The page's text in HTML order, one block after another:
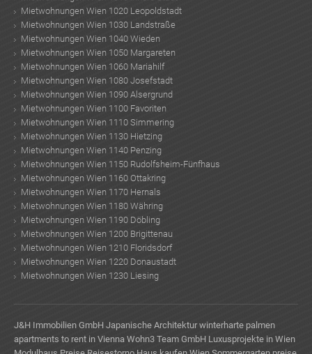
Mietwohnungen Wien 1020 Leopoldstadt
Mietwohnungen Wien 1030 Landstraße
Mietwohnungen Wien 1040 Wieden
Mietwohnungen Wien 1050 Margareten
Mietwohnungen Wien 1060 Mariahilf
Mietwohnungen Wien 1080 Josefstadt
Mietwohnungen Wien 1090 Alsergrund
Mietwohnungen Wien 1100 Favoriten
Mietwohnungen Wien 1110 Simmering
Mietwohnungen Wien 1130 Hietzing
Mietwohnungen Wien 1140 Penzing
Mietwohnungen Wien 1150 Rudolfsheim-Fünfhaus
Mietwohnungen Wien 1160 Ottakring
Mietwohnungen Wien 1170 Hernals
Mietwohnungen Wien 1180 Währing
Mietwohnungen Wien 1190 Döbling
Mietwohnungen Wien 1200 Brigittenau
Mietwohnungen Wien 1210 Floridsdorf
Mietwohnungen Wien 1220 Donaustadt
Mietwohnungen Wien 1230 Liesing
J&H Immobilien GmbH Japanische Architektur winterharte palmen
apartments to rent in Vienna Wohn3 Team GmbH Luxusprojekte in Wien